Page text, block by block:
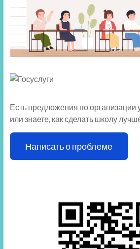
Есть предложения по организации
или знаете, как сделать школу
Написать о проблеме